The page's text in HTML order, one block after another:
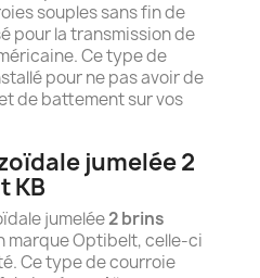
souples sans fin de
pour la transmission de
Ce type de
pour ne pas avoir de
de battement sur vos
jumelée 2
KB
jumelée2 brins
marque Optibelt, celle-ci
Ce type de courroie